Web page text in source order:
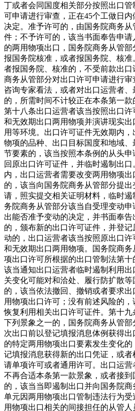
丁或者会同国度相关部分按照出口
可申请进行审查，正在45个工做日
决定。准予许可的，由国务院商务
件；不予许可的，该当书面奉告申
的两用物项出口，国务院商务从管
报国务院核准，或者报国务院、核
者报国务院、核准的，不受前款出
商务从管部分对出口许可申请进行审
咨询专家看法，或者对出口运营者
的，所需时间不计较正在本条第一款
第十八条出口运营者该当按照出口
和无效期出口两用物项并演讲现实出
用等环境。出口许可证件无效期内
物项的品种、出口目标国度和地域
节要素的，该当按照本条例的从头
回原出口许可证件，并临时遏制出
内，出口运营者需要改变两用物项
的，该当向国务院商务从管部分提
请，照实提交相关证明材料，临时
务院商务从管部分该当自受理变动
出能否准予变动的决定，并书面奉
的，颁布新的出口许可证件，并登
动的，出口运营者该当按照原出口
和无效期出口两用物项。国务院商
项出口许可所根据的出口管制法第十
该当通知出口运营者临时遏制利用
关变化可能对和洽处、履行防扩散
的，该当依法撤回、撤销或者要求
用物项出口许可；没有前述风险的
恢复利用相关出口许可证件。第十
下列景象之一的，国务院商务从管
次出口前以登记填报消息体例获得
的特定两用物项出口要素发生变化
记填报消息获得新的出口凭证，或
请单项许可或者通用许可。出口运
不再合适本条第一款景象，或者接
的，该当当即遏制出口并向国务院商
单元因两用物项出口管制违法行为
用物项出口相关的间接担任的从管